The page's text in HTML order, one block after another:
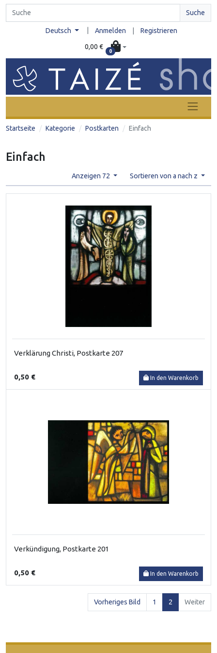
Suche
Deutsch Anmelden Registrieren
0,00 €
0
Startseite Kategorie Postkarten Einfach
Einfach
Anzeigen 72 Sortieren von a nach z
Verklärung Christi, Postkarte 207
0,50 € In den Warenkorb
Verkündigung, Postkarte 201
0,50 € In den Warenkorb
Vorheriges Bild 1 2 (current)
Weiter